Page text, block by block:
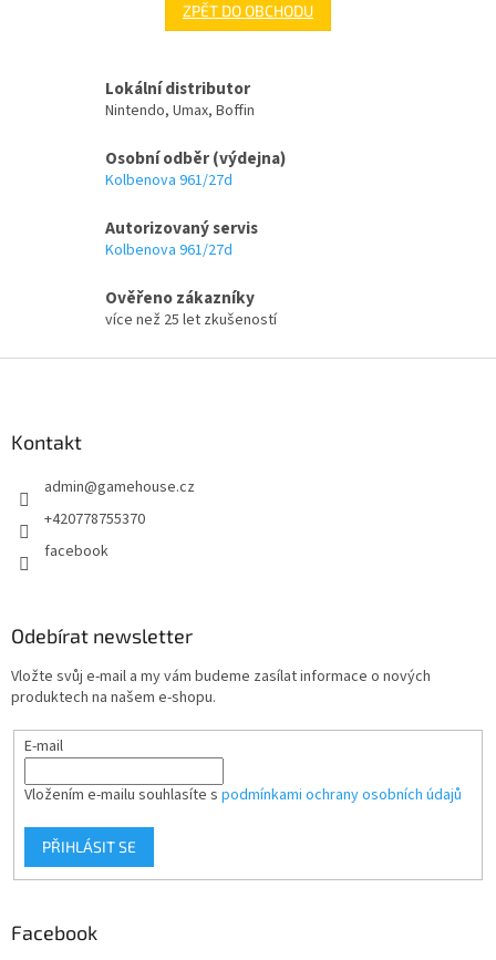
ZPĚT DO OBCHODU
Lokální distributor
Nintendo, Umax, Boffin
Osobní odběr (výdejna)
Kolbenova 961/27d
Autorizovaný servis
Kolbenova 961/27d
Ověřeno zákazníky
více než 25 let zkušeností
Kontakt
admin@gamehouse.cz
+420778755370
facebook
Odebírat newsletter
Vložte svůj e-mail a my vám budeme zasílat informace o nových
produktech na našem e-shopu.
E-mail
Vložením e-mailu souhlasíte s podmínkami ochrany osobních údajů
PŘIHLÁSIT SE
Facebook